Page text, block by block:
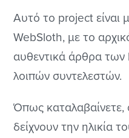
Αυτό το project είναι
WebSloth, με το
αυθεντικά άρθρα
λοιπών συντελεστών.
Όπως
δείχνουν την ηλικία